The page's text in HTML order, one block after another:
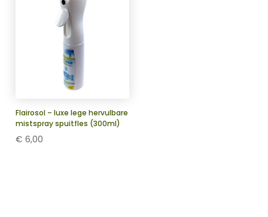
Flairosol – luxe lege hervulbare
mistspray spuitfles (300ml)
€ 6,00